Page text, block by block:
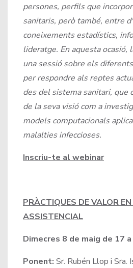
persones, perfils que
sanitaris, però també, entre
coneixements estadístics,
lideratge. En aquesta ocasió,
una sessió sobre els
per respondre als reptes
des del sistema sanitari, que
de la seva visió com a
models computacionals
malalties infeccioses.
Inscriu-te al webinar
PRÀCTIQUES DE VALOR
ASSISTENCIAL
Dimecres 8 de maig de 17
Ponent: Sr. Rubén Llop i Sra.